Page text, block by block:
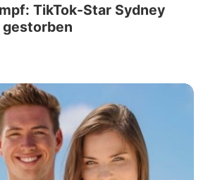
TikTok-Star Sydney